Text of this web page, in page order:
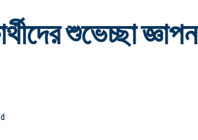
শুভেচ্ছা জ্ঞাপন